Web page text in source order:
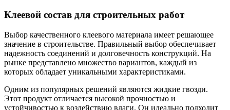
Клеевой состав для строительных работ
Выбор качественного клеевого материала имеет решающее
значение в строительстве. Правильный выбор обеспечивает
надежность соединений и долговечность конструкций. На
рынке представлено множество вариантов, каждый из
которых обладает уникальными характеристиками.
Одним из популярных решений являются жидкие гвозди.
Этот продукт отличается высокой прочностью и
устойчивостью к воздействию влаги. Он идеально подходит